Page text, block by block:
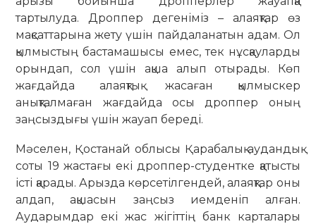
тартылуда. Дроппер дегеніміз – алаяқтар өз
мақсаттарына жету үшін пайдаланатын адам. Ол
қылмыстың бастамашысы емес, тек нұсқауларды
орындап, сол үшін ақша алып отырады. Көп
жағдайда алаяқтық жасаған қылмыскер
анықталмаған жағдайда осы дроппер оның
заңсыздығы үшін жауап береді.
Мәселен, Қостанай облысы Қарабалық аудандық
соты 19 жастағы екі дроппер-студентке қатысты
істі қарады. Арызда көрсетілгендей, алаяқтар оны
алдап, ақшасын заңсыз иемденіп алған.
Аударымдар екі жас жігіттің банк карталары